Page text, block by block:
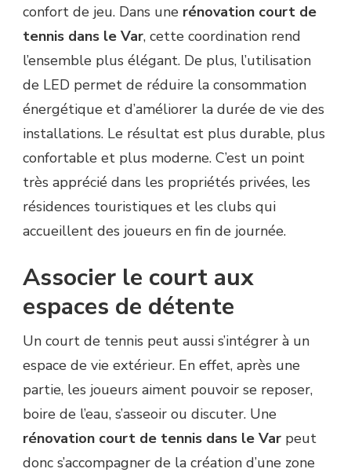
confort de jeu. Dans une rénovation court de
tennis dans le Var, cette coordination rend
l’ensemble plus élégant. De plus, l’utilisation
de LED permet de réduire la consommation
énergétique et d’améliorer la durée de vie des
installations. Le résultat est plus durable, plus
confortable et plus moderne. C’est un point
très apprécié dans les propriétés privées, les
résidences touristiques et les clubs qui
accueillent des joueurs en fin de journée.
Associer le court aux
espaces de détente
Un court de tennis peut aussi s’intégrer à un
espace de vie extérieur. En effet, après une
partie, les joueurs aiment pouvoir se reposer,
boire de l’eau, s’asseoir ou discuter. Une
rénovation court de tennis dans le Var peut
donc s’accompagner de la création d’une zone